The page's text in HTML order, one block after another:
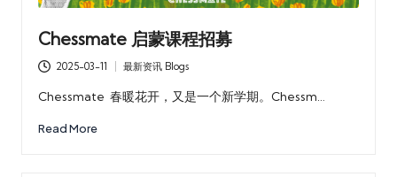
Chessmate 启蒙课程招募
2025-03-11
Posted
in
最新资讯 Blogs
Chessmate 春暖花开，又是一个新学期。Chessm…
Read More